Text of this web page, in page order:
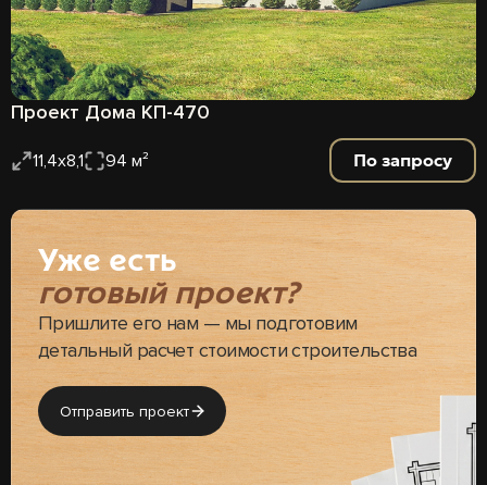
Проект Дома КП-470
11,4х8,1 94 м² По запросу
Уже есть
готовый проект?
Пришлите его нам — мы подготовим
детальный расчет стоимости строительства
Отправить проект